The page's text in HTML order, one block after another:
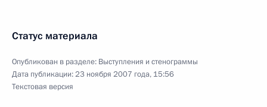
Статус материала
Опубликован в разделе: Выступления и стенограммы
Дата публикации:23 ноября 2007 года, 15:56
Текстовая версия